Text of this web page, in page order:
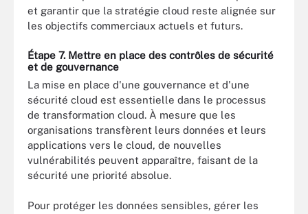
et garantir que la stratégie cloud reste alignée sur
les objectifs commerciaux actuels et futurs.
Étape 7. Mettre en place des contrôles de sécurité
et de gouvernance
La mise en place d'une gouvernance et d'une
sécurité cloud est essentielle dans le processus
de transformation cloud. À mesure que les
organisations transfèrent leurs données et leurs
applications vers le cloud, de nouvelles
vulnérabilités peuvent apparaître, faisant de la
sécurité une priorité absolue.
Pour protéger les données sensibles, gérer les